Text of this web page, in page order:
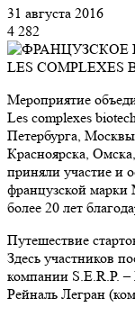
31 августа 2016
4 282
Мероприятие
Les complexes
Петербурга,
Красноярска,
приняли участие и
французской марки
более 20 лет
Путешествие
Здесь участников
компании S.E.R.P.
Рейналь Легран